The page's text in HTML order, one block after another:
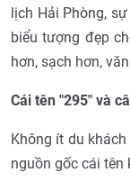
lịch Hải Phòng,
biểu tượng đẹp
hơn, sạch hơn,
Cái tên "295" và
Không ít du
nguồn gốc cái tên